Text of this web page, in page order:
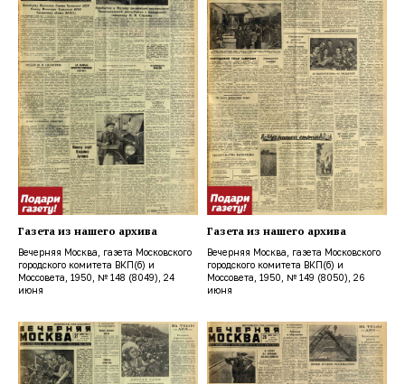
Газета из нашего архива
Вечерняя Москва, газета Московского
городского комитета ВКП(б) и
Моссовета, 1950, № 148 (8049), 24
июня
Газета из нашего архива
Вечерняя Москва, газета Московского
городского комитета ВКП(б) и
Моссовета, 1950, № 149 (8050), 26
июня